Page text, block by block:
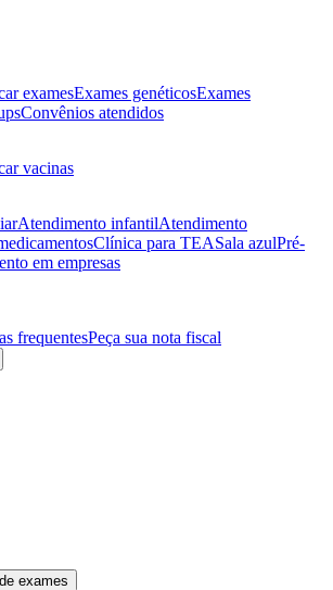
examesExames genéticosExames
Convênios atendidos
vacinas
Atendimento infantilAtendimento
Clínica para TEASala azulPré-
em empresas
frequentesPeça sua nota fiscal
exames